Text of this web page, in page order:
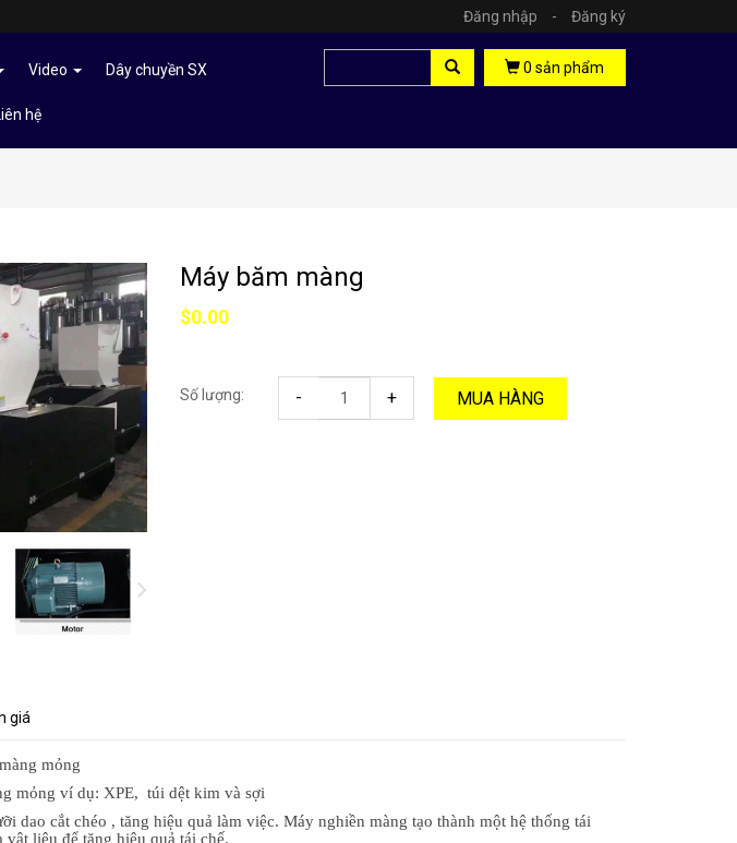
Đăng nhập - Đăng ký
Video Dây chuyền SX
hệ
0 sản phẩm
Máy băm màng
$0.00
Số lượng: - + MUA HÀNG
giá
mỏng
mỏng ví dụ: XPE, túi dệt kim và sợi
dao cắt chéo , tăng hiệu quả làm việc. Máy nghiền màng tạo thành một hệ thống tái
liệu để tăng hiệu quả tái chế.